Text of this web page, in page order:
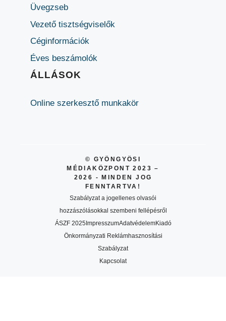
Üvegzseb
Vezető tisztségviselők
Céginformációk
Éves beszámolók
ÁLLÁSOK
Online szerkesztő munkakör
© GYÖNGYÖSI
MÉDIAKÖZPONT 2023 –
2026 - MINDEN JOG
FENNTARTVA!
Szabályzat a jogellenes olvasói
hozzászólásokkal szembeni fellépésről
ÁSZF 2025ImpresszumAdatvédelemKiadó
Önkormányzati Reklámhasznosítási
Szabályzat
Kapcsolat